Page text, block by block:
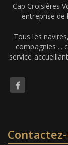
Cap Croisières
entreprise de
Tous les
compagnies ...
service